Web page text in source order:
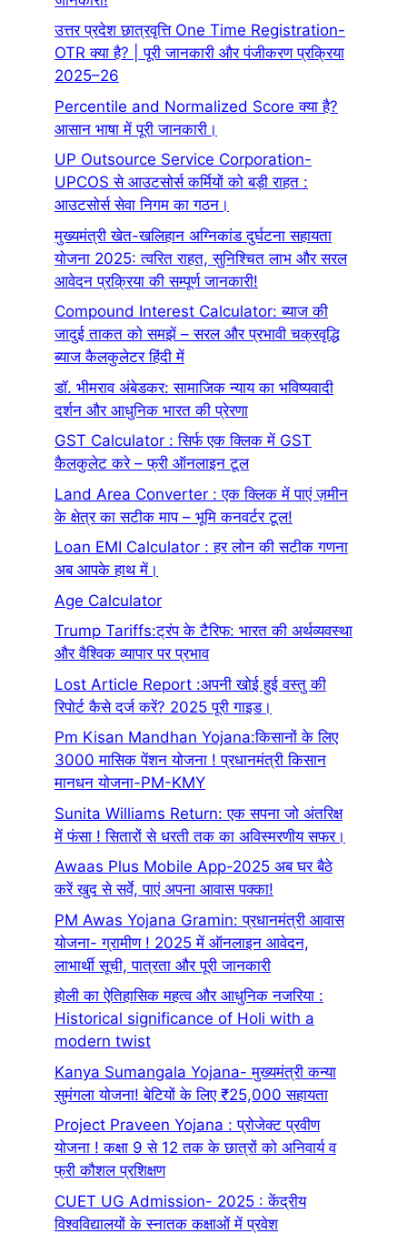
उत्तर प्रदेश छात्रवृत्ति One Time Registration-
OTR क्या है? | पूरी जानकारी और पंजीकरण प्रक्रिया
2025–26
Percentile and Normalized Score क्या है?
आसान भाषा में पूरी जानकारी।
UP Outsource Service Corporation-
UPCOS से आउटसोर्स कर्मियों को बड़ी राहत :
आउटसोर्स सेवा निगम का गठन।
मुख्यमंत्री खेत-खलिहान अग्निकांड दुर्घटना सहायता
योजना 2025: त्वरित राहत, सुनिश्चित लाभ और सरल
आवेदन प्रक्रिया की सम्पूर्ण जानकारी!
Compound Interest Calculator: ब्याज की
जादुई ताकत को समझें – सरल और प्रभावी चक्रवृद्धि
ब्याज कैलकुलेटर हिंदी में
डॉ. भीमराव अंबेडकर: सामाजिक न्याय का भविष्यवादी
दर्शन और आधुनिक भारत की प्रेरणा
GST Calculator : सिर्फ एक क्लिक में GST
कैलकुलेट करे – फ्री ऑनलाइन टूल
Land Area Converter : एक क्लिक में पाएं ज़मीन
के क्षेत्र का सटीक माप – भूमि कनवर्टर टूल!
Loan EMI Calculator : हर लोन की सटीक गणना
अब आपके हाथ में।
Age Calculator
Trump Tariffs:ट्रंप के टैरिफ: भारत की अर्थव्यवस्था
और वैश्विक व्यापार पर प्रभाव
Lost Article Report :अपनी खोई हुई वस्तु की
रिपोर्ट कैसे दर्ज करें? 2025 पूरी गाइड।
Pm Kisan Mandhan Yojana:किसानों के लिए
3000 मासिक पेंशन योजना ! प्रधानमंत्री किसान
मानधन योजना-PM-KMY
Sunita Williams Return: एक सपना जो अंतरिक्ष
में फंसा ! सितारों से धरती तक का अविस्मरणीय सफर।
Awaas Plus Mobile App-2025 अब घर बैठे
करें खुद से सर्वे, पाएं अपना आवास पक्का!
PM Awas Yojana Gramin: प्रधानमंत्री आवास
योजना- ग्रामीण ! 2025 में ऑनलाइन आवेदन,
लाभार्थी सूची, पात्रता और पूरी जानकारी
होली का ऐतिहासिक महत्व और आधुनिक नजरिया :
Historical significance of Holi with a
modern twist
Kanya Sumangala Yojana- मुख्यमंत्री कन्या
सुमंगला योजना! बेटियों के लिए ₹25,000 सहायता
Project Praveen Yojana : प्रोजेक्ट प्रवीण
योजना ! कक्षा 9 से 12 तक के छात्रों को अनिवार्य व
फ्री कौशल प्रशिक्षण
CUET UG Admission- 2025 : केंद्रीय
विश्वविद्यालयों के स्नातक कक्षाओं में प्रवेश